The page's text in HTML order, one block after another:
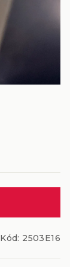
Kód: 2503E16